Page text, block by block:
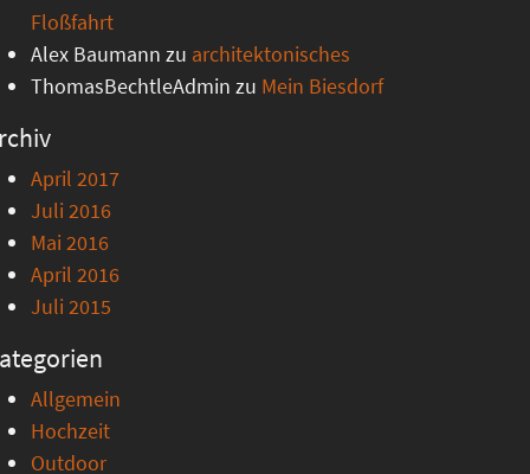
Floßfahrt
Alex Baumann zu architektonisches
ThomasBechtleAdmin zu Mein Biesdorf
April 2017
Juli 2016
Mai 2016
April 2016
Juli 2015
Allgemein
Hochzeit
Outdoor